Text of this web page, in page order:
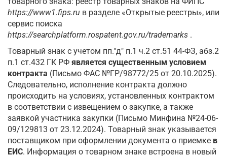
https://www1.fips.ru в разделе «Открытые реестры», или
сервис поиска
https://searchplatform.rospatent.gov.ru/trademarks .
Товарный знак с учетом пп."д" п.1 ч.2 ст.51 44-ФЗ, абз.2
п.1 ст.432 ГК РФ является существенным условием
контракта (Письмо ФАС №ГР/98772/25 от 20.10.2025).
Следовательно, исполнение контракта должно
происходить на условиях, установленных контрактом
в соответствии с извещением о закупке, а также
заявкой участника закупки (Письмо Минфина №24-06-
09/129813 от 23.12.2024). Товарный знак указывается
поставщиком при оформлении документа о приемке в
ЕИС. Информация о товарном знаке встроена в новый